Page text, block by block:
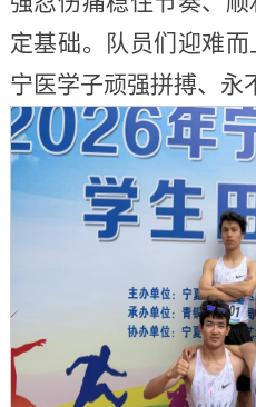
定基础。队员们迎难
宁医学子顽强拼搏、永